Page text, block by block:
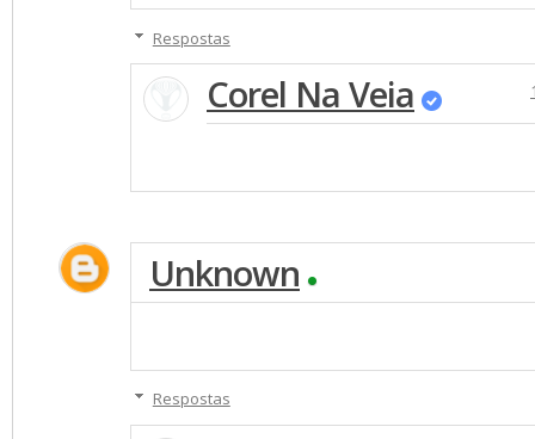
Respostas
Corel Na Veia
Unknown
Respostas